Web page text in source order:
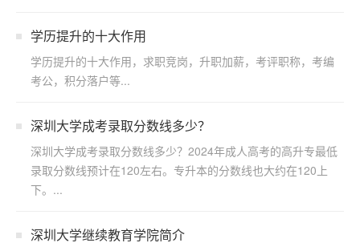
学历提升的十大作用
学历提升的十大作用，求职竞岗，升职加薪，考评职称，考编
考公，积分落户等...
深圳大学成考录取分数线多少？
深圳大学成考录取分数线多少？2024年成人高考的高升专最低
录取分数线预计在120左右。专升本的分数线也大约在120上
下。...
深圳大学继续教育学院简介